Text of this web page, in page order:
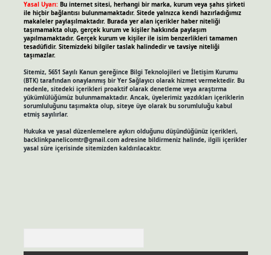
Yasal Uyarı: Bu internet sitesi, herhangi bir marka, kurum veya şahıs şirketi
ile hiçbir bağlantısı bulunmamaktadır. Sitede yalnızca kendi hazırladığımız
makaleler paylaşılmaktadır. Burada yer alan içerikler haber niteliği
taşımamakta olup, gerçek kurum ve kişiler hakkında paylaşım
yapılmamaktadır. Gerçek kurum ve kişiler ile isim benzerlikleri tamamen
tesadüfidir. Sitemizdeki bilgiler taslak halindedir ve tavsiye niteliği
taşımazlar.
Sitemiz, 5651 Sayılı Kanun gereğince Bilgi Teknolojileri ve İletişim Kurumu
(BTK) tarafından onaylanmış bir Yer Sağlayıcı olarak hizmet vermektedir. Bu
nedenle, sitedeki içerikleri proaktif olarak denetleme veya araştırma
yükümlülüğümüz bulunmamaktadır. Ancak, üyelerimiz yazdıkları içeriklerin
sorumluluğunu taşımakta olup, siteye üye olarak bu sorumluluğu kabul
etmiş sayılırlar.
Hukuka ve yasal düzenlemelere aykırı olduğunu düşündüğünüz içerikleri,
backlinkpanelicomtr@gmail.comadresine bildirmeniz halinde, ilgili içerikler
yasal süre içerisinde sitemizden kaldırılacaktır.